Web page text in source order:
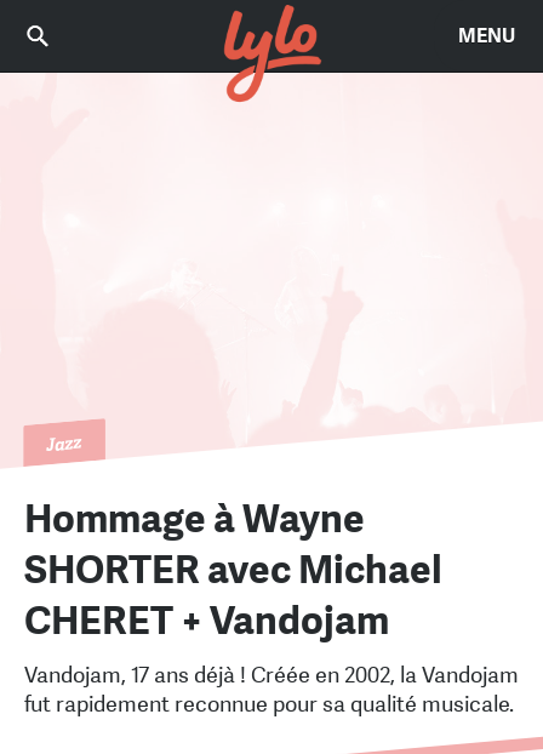
MENU
Jazz
Hommage à Wayne
SHORTER avec Michael
CHERET + Vandojam
Vandojam, 17 ans déjà ! Créée en 2002, la Vandojam
fut rapidement reconnue pour sa qualité musicale.